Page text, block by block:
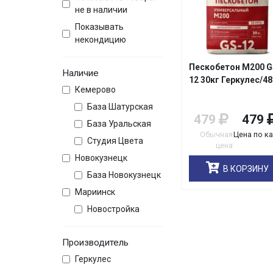
не в наличии
Показывать
некондицию
Наличие
Кемерово
База Шатурская
База Уральская
Студия Цвета
Новокузнецк
База Новокузнецк
Мариинск
Новостройка
Производитель
Геркулес
Пескобетон М200
12 30кг Геркулес/48
479
Обычная
цена
479
Цена по
В КОРЗИНУ